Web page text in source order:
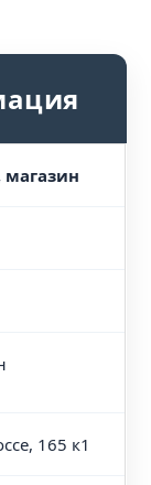
165 к1